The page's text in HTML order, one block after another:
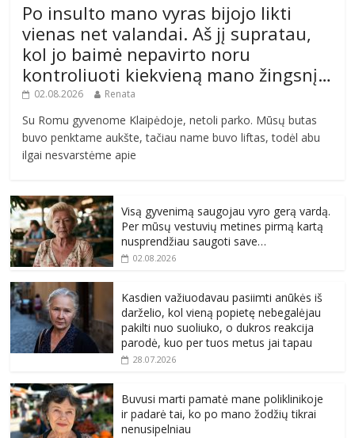
Po insulto mano vyras bijojo likti
vienas net valandai. Aš jį supratau,
kol jo baimė nepavirto noru
kontroliuoti kiekvieną mano žingsnį…
02.08.2026 Renata
Su Romu gyvenome Klaipėdoje, netoli parko. Mūsų butas
buvo penktame aukšte, tačiau name buvo liftas, todėl abu
ilgai nesvarstėme apie
Visą gyvenimą saugojau vyro gerą vardą.
Per mūsų vestuvių metines pirmą kartą
nusprendžiau saugoti save…
02.08.2026
Kasdien važiuodavau pasiimti anūkės iš
darželio, kol vieną popietę nebegalėjau
pakilti nuo suoliuko, o dukros reakcija
parodė, kuo per tuos metus jai tapau
28.07.2026
Buvusi marti pamatė mane poliklinikoje
ir padarė tai, ko po mano žodžių tikrai
nenusipelniau